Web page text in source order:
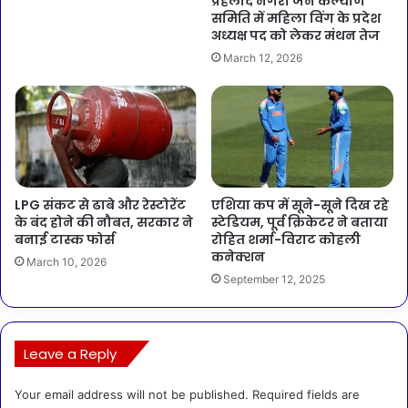
समिति में महिला विंग के प्रदेश
अध्यक्ष पद को लेकर मंथन तेज
March 12, 2026
LPG संकट से ढाबे और रेस्टोरेंट
के बंद होने की नौबत, सरकार ने
बनाई टास्क फोर्स
March 10, 2026
एशिया कप में सूने-सूने दिख रहे
स्टेडियम, पूर्व क्रिकेटर ने बताया
रोहित शर्मा-विराट कोहली
कनेक्शन
September 12, 2025
Leave a Reply
Your email address will not be published. Required fields are